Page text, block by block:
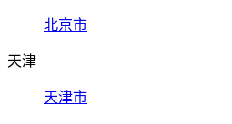
北京市
天津
天津市